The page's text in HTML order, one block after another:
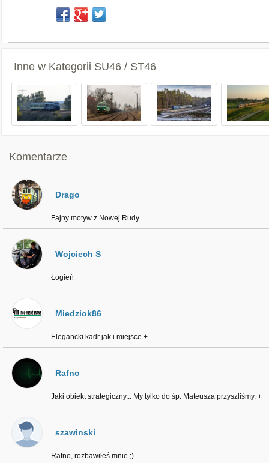
Inne w Kategorii SU46 / ST46
Komentarze
Drago
Fajny motyw z Nowej Rudy.
Wojciech S
Łogień
Miedziok86
Elegancki kadr jak i miejsce +
Rafno
Jaki obiekt strategiczny... My tylko do śp. Mateusza przyszliśmy. +
szawinski
Rafno, rozbawiłeś mnie ;)